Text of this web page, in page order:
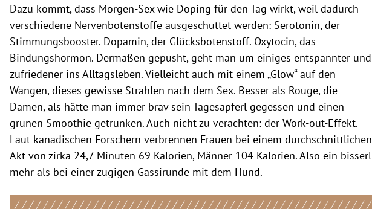
Dazu kommt, dass Morgen-Sex wie Doping für den Tag wirkt, weil dadurch
verschiedene Nervenbotenstoffe ausgeschüttet werden: Serotonin, der
Stimmungsbooster. Dopamin, der Glücksbotenstoff. Oxytocin, das
Bindungshormon. Dermaßen gepusht, geht man um einiges entspannter und
zufriedener ins Alltagsleben. Vielleicht auch mit einem „Glow“ auf den
Wangen, dieses gewisse Strahlen nach dem Sex. Besser als Rouge, die
Damen, als hätte man immer brav sein Tagesapferl gegessen und einen
grünen Smoothie getrunken. Auch nicht zu verachten: der Work-out-Effekt.
Laut kanadischen Forschern verbrennen Frauen bei einem durchschnittlichen
Akt von zirka 24,7 Minuten 69 Kalorien, Männer 104 Kalorien. Also ein bisserl
mehr als bei einer zügigen Gassirunde mit dem Hund.